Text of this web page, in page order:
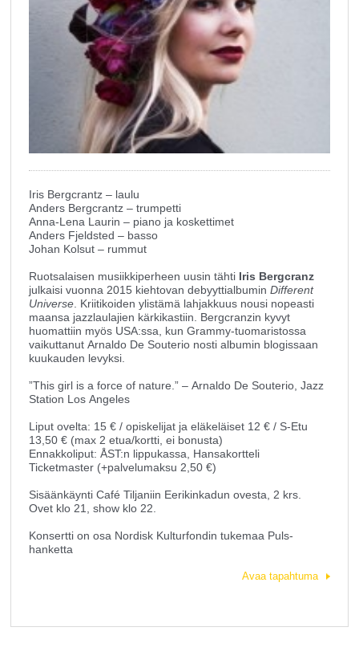
Iris Bergcrantz – laulu
Anders Bergcrantz – trumpetti
Anna-Lena Laurin – piano ja koskettimet
Anders Fjeldsted – basso
Johan Kolsut – rummut
Ruotsalaisen musiikkiperheen uusin tähtiIris Bergcranz
julkaisi vuonna 2015 kiehtovan debyyttialbumin Different
Universe. Kriitikoiden ylistämä lahjakkuus nousi nopeasti
maansa jazzlaulajien kärkikastiin. Bergcranzin kyvyt
huomattiin myös USA:ssa, kun Grammy-tuomaristossa
vaikuttanut Arnaldo De Souterio nosti albumin blogissaan
kuukauden levyksi.
”This girl is a force of nature.” – Arnaldo De Souterio, Jazz
Station Los Angeles
Liput ovelta: 15 € / opiskelijat ja eläkeläiset 12 € / S-Etu
13,50 € (max 2 etua/kortti, ei bonusta)
Ennakkoliput: ÅST:n lippukassa, Hansakortteli
Ticketmaster (+palvelumaksu 2,50 €)
Sisäänkäynti Café Tiljaniin Eerikinkadun ovesta, 2 krs.
Ovet klo 21, show klo 22.
Konsertti on osa Nordisk Kulturfondin tukemaa Puls-
hanketta
Avaa tapahtuma